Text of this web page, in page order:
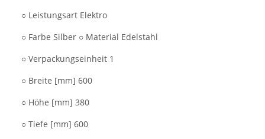
○ Leistungsart Elektro
○ Farbe Silber ○ Material Edelstahl
○ Verpackungseinheit 1
○ Breite [mm] 600
○ Höhe [mm] 380
○ Tiefe [mm] 600